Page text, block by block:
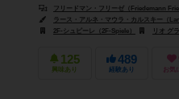
フリードマン・フリーゼ（Friedemann
ラース・アルネ・マウラ・カルスキー（
2F-シュピーレ（2F-Spiele）
リオ グラ
125
興味あり
489
経験あり お気